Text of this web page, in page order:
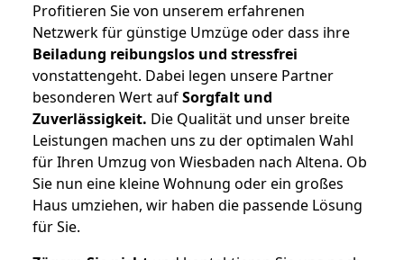
Profitieren Sie von unserem erfahrenen
Netzwerk für günstige Umzüge oder dass ihre
Beiladung reibungslos und stressfrei
vonstattengeht. Dabei legen unsere Partner
besonderen Wert aufSorgfalt und
Zuverlässigkeit. Die Qualität und unser breite
Leistungen machen uns zu der optimalen Wahl
für Ihren Umzug von Wiesbaden nach Altena. Ob
Sie nun eine kleine Wohnung oder ein großes
Haus umziehen, wir haben die passende Lösung
für Sie.